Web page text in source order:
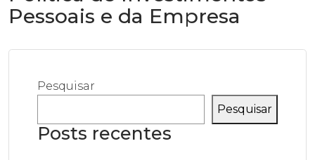
Pessoais e da Empresa
Pesquisar
Pesquisar
Posts recentes